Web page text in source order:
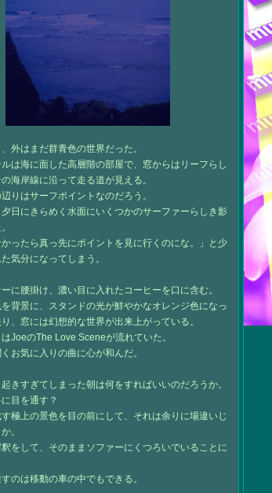
外はまだ群青色の世界だった。
は海に面した高層階の部屋で、窓からはリーフらし
海岸線に沿って走る道が見える。
りはサーフポイントなのだろう。
日にきらめく水面にいくつかのサーファーらしき影
かったら真っ先にポイントを見に行くのにな。」と少
気分になってしまう。
に腰掛け、濃い目に入れたコーヒーを口に含む。
背景に、スタンドの光が鮮やかなオレンジ色になっ
、窓には幻想的な世界が出来上がっている。
JoeのThe Love Sceneが流れていた。
お気に入りの曲に心が和んだ。
きすぎてしまった朝は何をすればいいのだろうか。
目を通す？
極上の景色を目の前にして、それは余りに場違いじ
。
をして、そのままソファーにくつろいでいることに
のは移動の車の中でもできる。